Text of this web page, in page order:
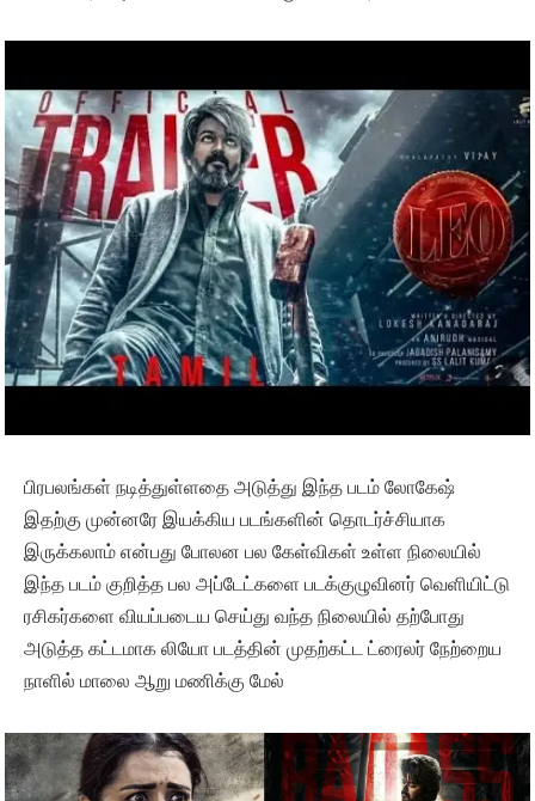
பிரபலங்கள் நடித்துள்ளதை அடுத்து இந்த படம் லோகேஷ்
இதற்கு முன்னரே இயக்கிய படங்களின் தொடர்ச்சியாக
இருக்கலாம் என்பது போலன பல கேள்விகள் உள்ள நிலையில்
இந்த படம் குறித்த பல அப்டேட்களை படக்குழுவினர் வெளியிட்டு
ரசிகர்களை வியப்படைய செய்து வந்த நிலையில் தற்போது
அடுத்த கட்டமாக லியோ படத்தின் முதற்கட்ட ட்ரைலர் நேற்றைய
நாளில் மாலை ஆறு மணிக்கு மேல்